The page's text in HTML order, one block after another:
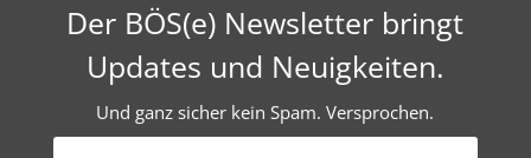
Der BÖS(e) Newsletter bringt
Updates und Neuigkeiten.
Und ganz sicher kein Spam. Versprochen.